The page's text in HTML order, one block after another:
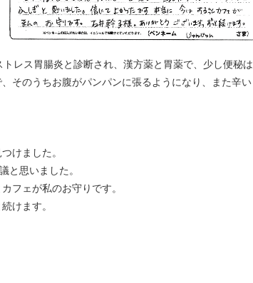
レス胃腸炎と診断され、漢方薬と胃薬で、少し便秘は
そのうちお腹がパンパンに張るようになり、また辛い
けました。
と思いました。
フェが私のお守りです。
けます。